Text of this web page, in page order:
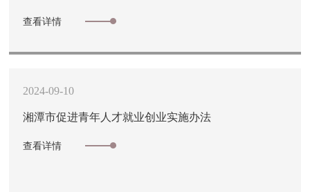
查看详情
2024-09-10
湘潭市促进青年人才就业创业实施办法
查看详情